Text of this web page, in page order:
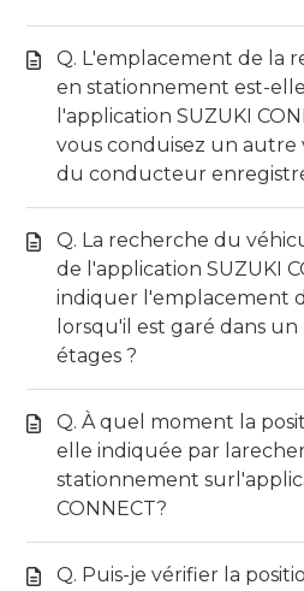
Q. L'emplacement de la
en stationnement est-
l'application SUZUKI
vous conduisez un
du conducteur
Q. La recherche du
de l'application SUZUKI
indiquer l'emplacement
lorsqu'il est garé dans
étages ?
Q. À quel moment la
elle indiquée par
stationnement
CONNECT?
Q. Puis-je vérifier la